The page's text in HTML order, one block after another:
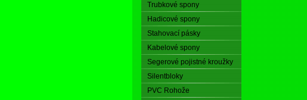
Trubkové spony
Hadicové spony
Stahovací pásky
Kabelové spony
Segerové pojistné kroužky
Silentbloky
PVC Rohože